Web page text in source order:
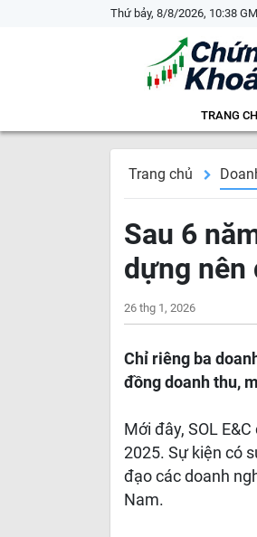
Thứ bảy, 8/8/2026, 10:38
TRANG
Trang chủ
Sau 6
dựng nên
26 thg 1, 2026
Chỉ riêng ba
đồng doanh thu,
Mới đây, SOL
2025. Sự kiện có
đạo các doanh
Nam.